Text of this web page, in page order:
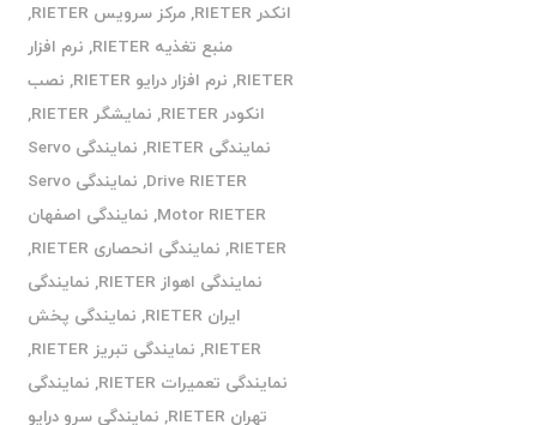
انکدر RIETER
,مرکز سرویس RIETER
,
منبع تغذیه RIETER
, نرم افزار
RIETER
, نرم افزار درایو RIETER , نصب
انکودر RIETER
, نمایشگر RIETER
,
نمایندگی RIETER
,
نمایندگی Servo
Drive RIETER
,
نمایندگی Servo
Motor RIETER
, نمایندگی اصفهان
RIETER
, نمایندگی انحصاری RIETER
,
نمایندگی اهواز RIETER
, نمایندگی
ایران RIETER
, نمایندگی پخش
RIETER
, نمایندگی تبریز RIETER
,
نمایندگی تعمیرات RIETER
, نمایندگی
تهران RIETER
, نمایندگی سرو درایو